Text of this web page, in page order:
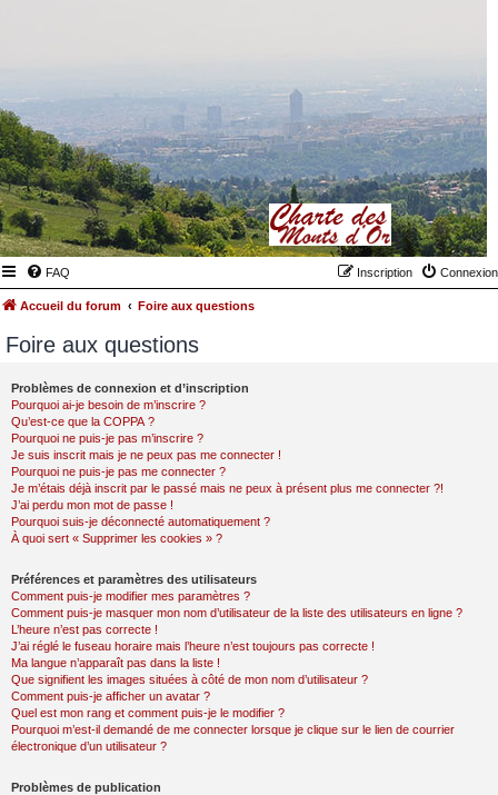
FAQ Connexion
Inscription
Accueil du forum Foire aux questions
Foire aux questions
Problèmes de connexion et d’inscription
Pourquoi ai-je besoin de m’inscrire ?
Qu’est-ce que la COPPA ?
Pourquoi ne puis-je pas m’inscrire ?
Je suis inscrit mais je ne peux pas me connecter !
Pourquoi ne puis-je pas me connecter ?
Je m’étais déjà inscrit par le passé mais ne peux à présent plus me connecter ?!
J’ai perdu mon mot de passe !
Pourquoi suis-je déconnecté automatiquement ?
À quoi sert « Supprimer les cookies » ?
Préférences et paramètres des utilisateurs
Comment puis-je modifier mes paramètres ?
Comment puis-je masquer mon nom d’utilisateur de la liste des utilisateurs en ligne ?
L’heure n’est pas correcte !
J’ai réglé le fuseau horaire mais l’heure n’est toujours pas correcte !
Ma langue n’apparaît pas dans la liste !
Que signifient les images situées à côté de mon nom d’utilisateur ?
Comment puis-je afficher un avatar ?
Quel est mon rang et comment puis-je le modifier ?
Pourquoi m’est-il demandé de me connecter lorsque je clique sur le lien de courrier
électronique d’un utilisateur ?
Problèmes de publication